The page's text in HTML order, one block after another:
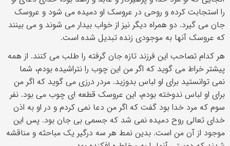
را استجابت کرده و روحی در عروسک او دمیده می شود و عروسک
جان می گیرد. دو همراه دیگر نیز از خواب بیدار می شوند و می بینند
که عروسک آنها به موجودی زنده تبدیل شده است.
هر کدام تصاحب این فرزند تازه جان گرفته را طلب می کنند. از همه
پیشتر خراط می گوید که اگر من این چوب را نتراشیده بودم، شما
نمی توانستید برای او لباس بدوزید. مردر درزی می گوید که اگر من
برای او لباس ندوخته بودم، این عروسک قطعه ای چوب می بود. نفر
سوم که مرد خدا بود گفت که اگر من دعا نمی کردم و در او به اذن
خدای تعالی روح دمیده نمی شد که جسمی بی جان بود. پس این
موجود از آن من است. بدین نمط هر سه درگیر یک مباحثه و مناقشه